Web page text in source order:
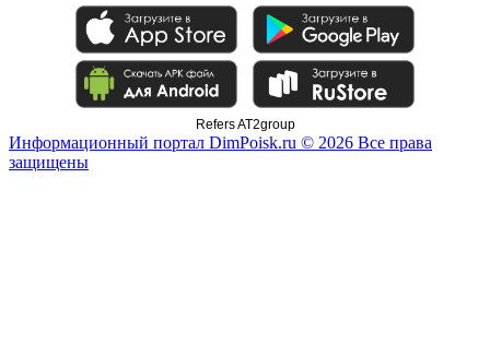
Refers AT2group
Информационный портал DimPoisk.ru © 2026 Все права
защищены